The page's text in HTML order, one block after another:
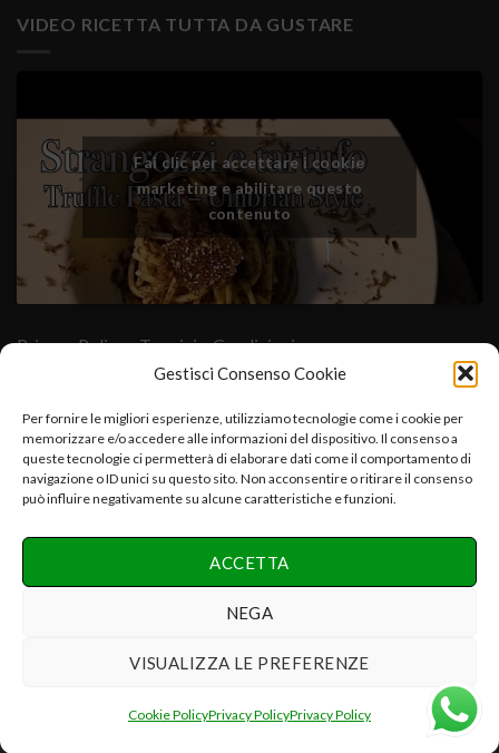
Gestisci Consenso Cookie
Per fornire le migliori esperienze, utilizziamo tecnologie come i cookie per
memorizzare e/o accedere alle informazioni del dispositivo. Il consenso a
queste tecnologie ci permetterà di elaborare dati come il comportamento di
navigazione o ID unici su questo sito. Non acconsentire o ritirare il consenso
può influire negativamente su alcune caratteristiche e funzioni.
ACCETTA
NEGA
VISUALIZZA LE PREFERENZE
Cookie PolicyPrivacy PolicyPrivacy Policy
VIDEO RICETTA TUTTA DA GUSTARE
Fai clic per accettare i cookie
marketing e abilitare questo
contenuto
Privacy Policy- Termini e Condizioni
Cuore Verde Natura srls , via I°Maggio,25-06054.Fratta Todina-
PG-Italy C.f.-P.iva:03392670547-CCIAA PG 03392670547-
REA:PG-286075 e.mail:info@cuoreverdenatura.com
Copyright 2026 ©Cuore Verde Natura srls Tutti i diritti
riservati
Realizzazione Networx Internet Solutions PHOTO-VIDEO &
DESIGN by Danilo P.